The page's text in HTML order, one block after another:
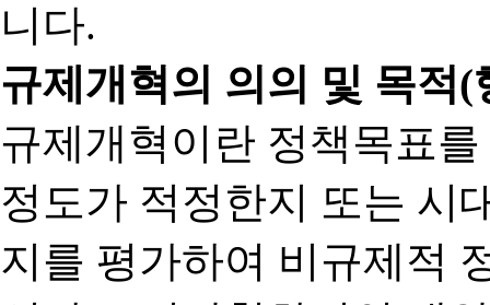
니다.
규제개혁의 의의 및 목적
규제개혁이란 정책목표
정도가 적정한지 또는 시
지를 평가하여 비규제적